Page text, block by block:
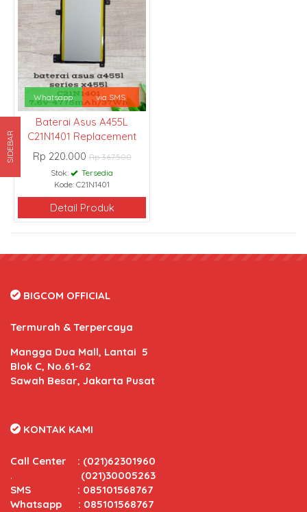
Whatsapp via SMS
Baterai Asus A455L
C21N1401 Replacement
Rp 220.000Rp 367.500
Stok:
Tersedia
Kode: C21N1401
Detail Produk
SIDEBAR
BIGCOM OFFICIAL
Termurah & Terpercaya
Mangga Dua Mall, Lantai 5
Blok C, No.61-62
Sawah Besar, Jakarta Pusat
KONTAK KAMI
Call Center : (021)62301960
. (021)30005263
SMS : 085101568767
Whatsapp : 085101568767